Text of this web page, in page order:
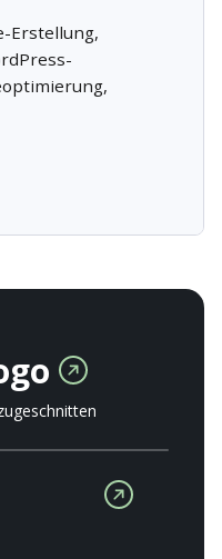
Erstellung,